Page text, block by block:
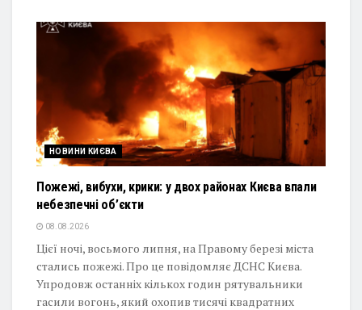
НОВИНИ КИЄВА
Пожежі, вибухи, крики: у двох районах Києва впали
небезпечні об’єкти
08.08.2026
Цієї ночі, восьмого липня, на Правому березі міста
стались пожежі. Про це повідомляє ДСНС Києва.
Упродовж останніх кількох годин рятувальники
гасили вогонь, який охопив тисячі квадратних